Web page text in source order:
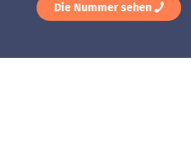
Die Nummer sehen